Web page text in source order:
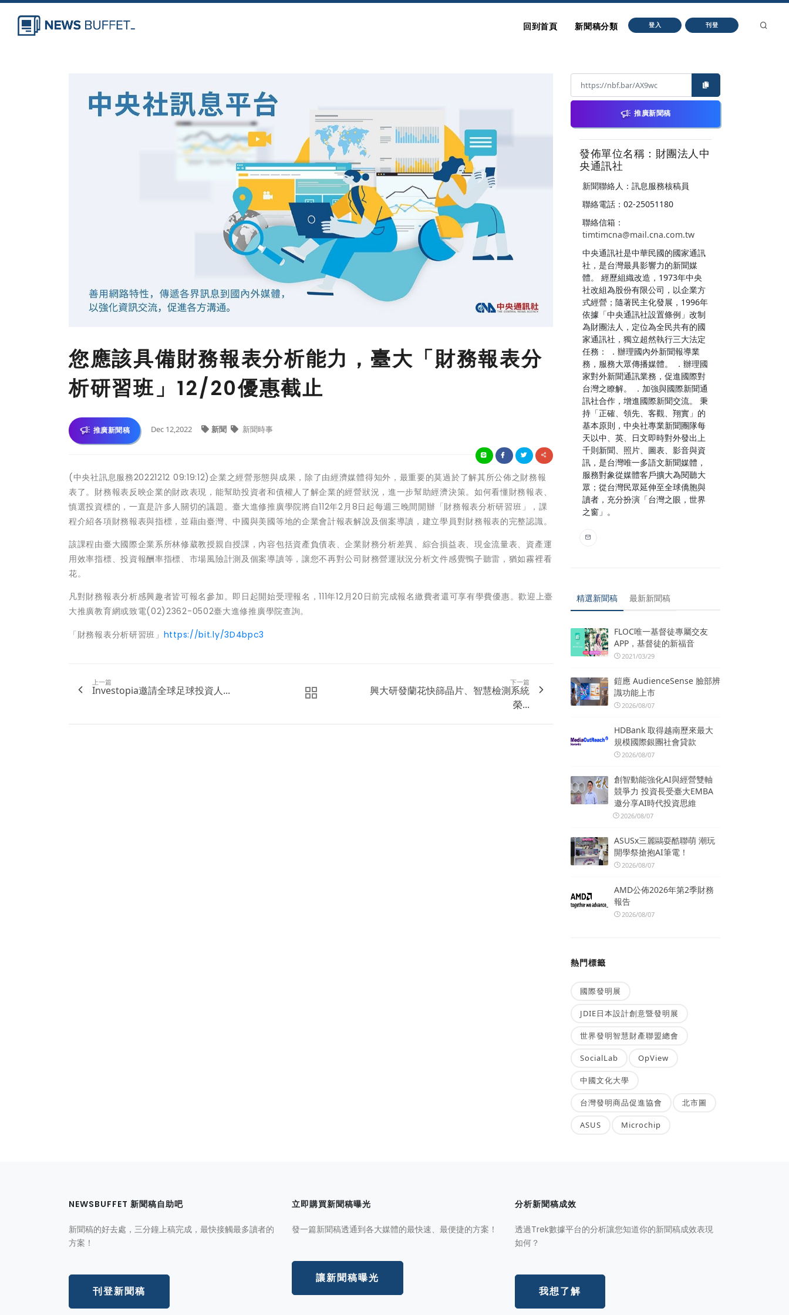
回到首頁 新聞稿分類 登入 刊登
您應該具備財務報表分析能力，臺大「財務報表分
析研習班」12/20優惠截止
推廣新聞稿 Dec 12,2022 新聞 新聞時事
(中央社訊息服務20221212 09:19:12)企業之經營形態與成果，除了由經濟媒體得知外，最重要的莫過於了解其所公佈之財務報
表了。財務報表反映企業的財政表現，能幫助投資者和債權人了解企業的經營狀況，進一步幫助經濟決策。如何看懂財務報表、
慎選投資標的，一直是許多人關切的議題。臺大進修推廣學院將自112年2月8日起每週三晚間開辦「財務報表分析研習班」，課
程介紹各項財務報表與指標，並藉由臺灣、中國與美國等地的企業會計報表解說及個案導讀，建立學員對財務報表的完整認識。
該課程由臺大國際企業系所林修葳教授親自授課，內容包括資產負債表、企業財務分析差異、綜合損益表、現金流量表、資產運
用效率指標、投資報酬率指標、市場風險計測及個案導讀等，讓您不再對公司財務營運狀況分析文件感覺鴨子聽雷，猶如霧裡看
花。
凡對財務報表分析感興趣者皆可報名參加。即日起開始受理報名，111年12月20日前完成報名繳費者還可享有學費優惠。歡迎上臺
大推廣教育網或致電(02)2362-0502臺大進修推廣學院查詢。
「財務報表分析研習班」 https://bit.ly/3D4bpc3
上一篇
Investopia邀請全球足球投資人...
下一篇
興大研發蘭花快篩晶片、智慧檢測系統
榮...
推廣新聞稿
發佈單位名稱：財團法人中
央通訊社
新聞聯絡人：訊息服務核稿員
聯絡電話：02-25051180
聯絡信箱：
timtimcna@mail.cna.com.tw
中央通訊社是中華民國的國家通訊
社，是台灣最具影響力的新聞媒
體。 經歷組織改造，1973年中央
社改組為股份有限公司，以企業方
式經營；隨著民主化發展，1996年
依據「中央通訊社設置條例」改制
為財團法人，定位為全民共有的國
家通訊社，獨立超然執行三大法定
任務： ．辦理國內外新聞報導業
務，服務大眾傳播媒體。 ．辦理國
家對外新聞通訊業務，促進國際對
台灣之瞭解。 ．加強與國際新聞通
訊社合作，增進國際新聞交流。 秉
持「正確、領先、客觀、翔實」的
基本原則，中央社專業新聞團隊每
天以中、英、日文即時對外發出上
千則新聞、照片、圖表、影音與資
訊，是台灣唯一多語文新聞媒體，
服務對象從媒體客戶擴大為閱聽大
眾；從台灣民眾延伸至全球僑胞與
讀者，充分扮演「台灣之眼，世界
之窗」。
精選新聞稿 最新新聞稿
FLOC唯一基督徒專屬交友
APP，基督徒的新福音
2021/03/29
鎧應 AudienceSense 臉部辨
識功能上市
2026/08/07
HDBank 取得越南歷來最大
規模國際銀團社會貸款
2026/08/07
創智動能強化AI與經營雙軸
競爭力 投資長受臺大EMBA
邀分享AI時代投資思維
2026/08/07
ASUSx三麗鷗耍酷聯萌 潮玩
開學祭搶抱AI筆電！
2026/08/07
AMD公佈2026年第2季財務
報告
2026/08/07
熱門標籤
國際發明展
JDIE日本設計創意暨發明展
世界發明智慧財產聯盟總會
SocialLab OpView
中國文化大學
台灣發明商品促進協會 北市圖
ASUS Microchip
NEWSBUFFET 新聞稿自助吧
新聞稿的好去處，三分鐘上稿完成，最快接觸最多讀者的
方案！
刊登新聞稿
立即購買新聞稿曝光
發一篇新聞稿透通到各大媒體的最快速、最便捷的方案！
讓新聞稿曝光
分析新聞稿成效
透過Trek數據平台的分析讓您知道你的新聞稿成效表現
如何？
我想了解